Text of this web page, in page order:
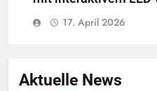
17. April 2026
Aktuelle News